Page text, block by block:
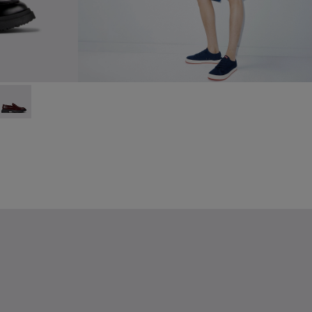
en cuir noir pour homme.
- Mocassins en cuir marron pour homme.
048
K100633-046
Walden - K100633-045